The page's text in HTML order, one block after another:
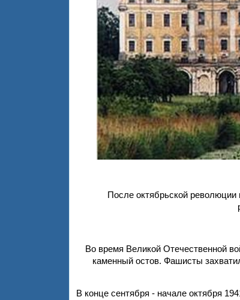
После октябрьской
Во время Великой Отечественной
каменный остов. Фашисты
В конце сентября - начале октября